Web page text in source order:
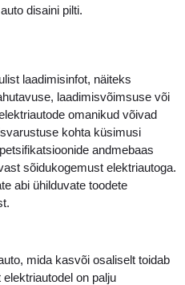
disaini pilti.
laadimisinfot, näiteks
laadimisvõimsuse või
omanikud võivad
kohta küsimusi
andmebaas
sõidukogemust elektriautoga.
abi ühilduvate toodete
mida kasvõi osaliselt toidab
on palju